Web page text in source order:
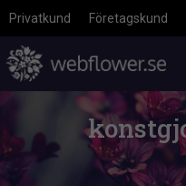
Privatkund Företagskund